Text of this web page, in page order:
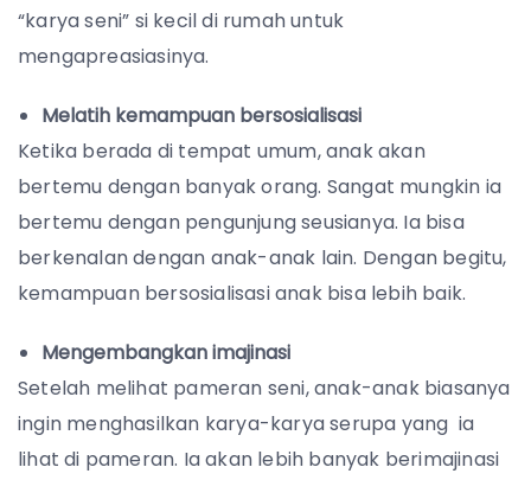
“karya seni” si kecil di rumah untuk
mengapreasiasinya.
Melatih kemampuan bersosialisasi
Ketika berada di tempat umum, anak akan
bertemu dengan banyak orang. Sangat mungkin ia
bertemu dengan pengunjung seusianya. Ia bisa
berkenalan dengan anak-anak lain. Dengan begitu,
kemampuan bersosialisasi anak bisa lebih baik.
Mengembangkan imajinasi
Setelah melihat pameran seni, anak-anak biasanya
ingin menghasilkan karya-karya serupa yang ia
lihat di pameran. Ia akan lebih banyak berimajinasi